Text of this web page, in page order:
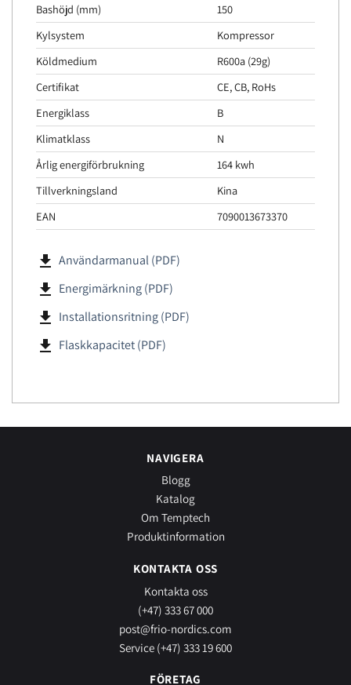
Bashöjd (mm)
150
Kylsystem
Kompressor
Köldmedium
R600a (29g)
Certifikat
CE, CB, RoHs
Energiklass
B
Klimatklass
N
Årlig energiförbrukning
164 kwh
Tillverkningsland
Kina
EAN
7090013673370
file_download Användarmanual (PDF)
file_download Energimärkning (PDF)
file_download Installationsritning (PDF)
file_download Flaskkapacitet (PDF)
NAVIGERA
Blogg
Katalog
Om Temptech
Produktinformation
KONTAKTA OSS
Kontakta oss
(+47) 333 67 000
post@frio-nordics.com
Service (+47) 333 19 600
FÖRETAG